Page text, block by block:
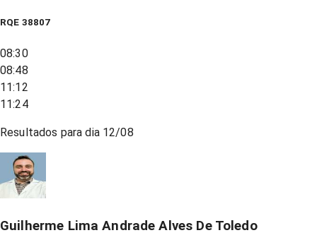
RQE 38807
08:30
08:48
11:12
11:24
Resultados para dia 12/08
Guilherme Lima Andrade Alves De Toledo